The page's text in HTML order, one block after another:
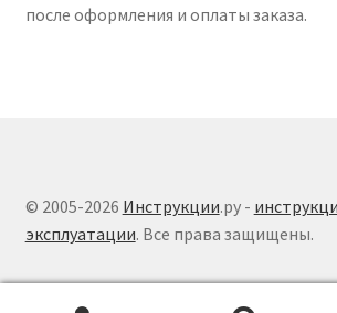
после оформления и оплаты заказа.
© 2005-2026 Инструкции.ру -
эксплуатации. Все права защищены.